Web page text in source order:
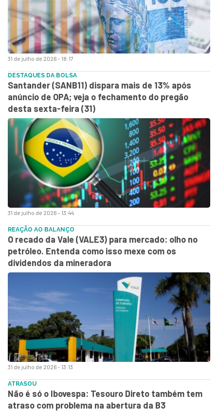
31 de julho de 2026 - 18:17
31 de julho de 2026 - 13:44
DESTAQUES DA BOLSA
Santander (SANB11) dispara mais de 13% após
anúncio de OPA; veja o fechamento do pregão
desta sexta-feira (31)
31 de julho de 2026 - 13:13
REAÇÃO AO BALANÇO
O recado da Vale (VALE3) para mercado: olho no
petróleo. Entenda como isso mexe com os
dividendos da mineradora
ATRASOU
Não é só o Ibovespa: Tesouro Direto também tem
atraso com problema na abertura da B3